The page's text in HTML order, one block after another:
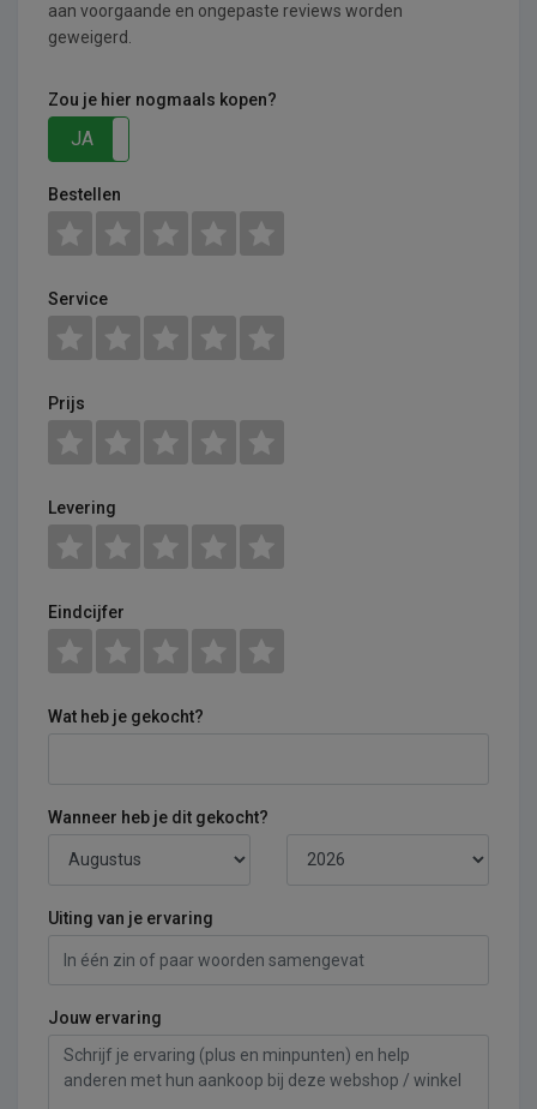
aan voorgaande en ongepaste reviews worden
geweigerd.
Zou je hier nogmaals kopen?
JA
Bestellen
Service
Prijs
Levering
Eindcijfer
Wat heb je gekocht?
Wanneer heb je dit gekocht?
Uiting van je ervaring
Jouw ervaring